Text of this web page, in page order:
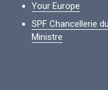
Your Europe
SPF Chancellerie
Ministre